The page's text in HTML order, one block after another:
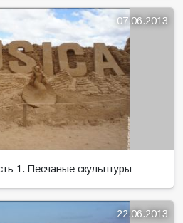
07.06.2013
1. Песчаные скульптуры
22.06.2013